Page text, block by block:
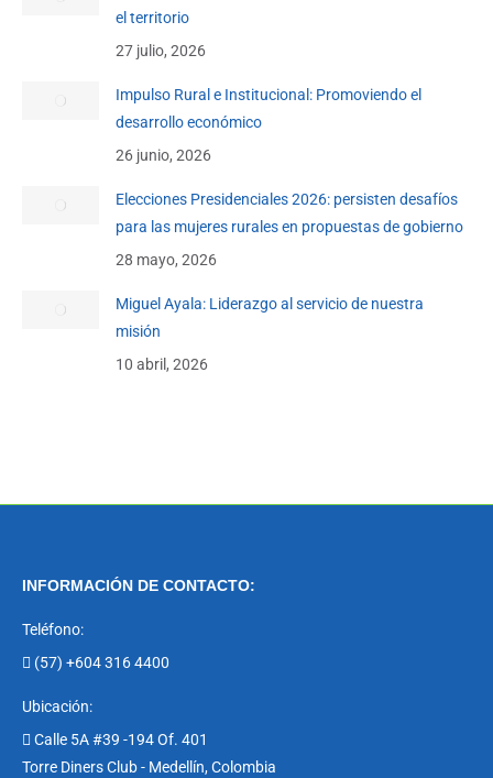
el territorio
27 julio, 2026
Impulso Rural e Institucional: Promoviendo el
desarrollo económico
26 junio, 2026
Elecciones Presidenciales 2026: persisten desafíos
para las mujeres rurales en propuestas de gobierno
28 mayo, 2026
Miguel Ayala: Liderazgo al servicio de nuestra
misión
10 abril, 2026
INFORMACIÓN DE CONTACTO:
Teléfono:
(57) +604 316 4400
Ubicación:
Calle 5A #39 -194 Of. 401
Torre Diners Club - Medellín, Colombia